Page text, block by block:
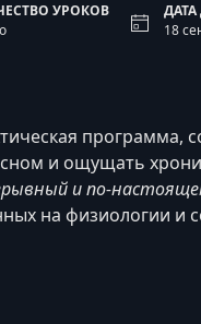
УРОКОВ
18
программа,
и ощущать
и
на физиологии и